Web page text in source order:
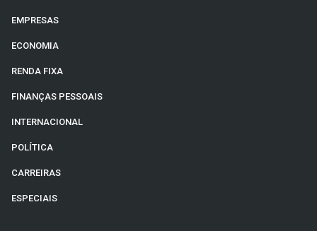
EMPRESAS
ECONOMIA
RENDA FIXA
FINANÇAS PESSOAIS
INTERNACIONAL
POLÍTICA
CARREIRAS
ESPECIAIS